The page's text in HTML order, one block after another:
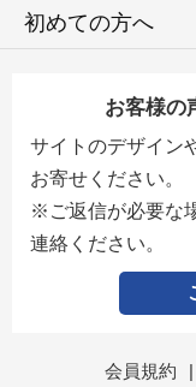
初めての方へ
お客様の
サイトのデザイン
お寄せください。
※ご返信が必要な
連絡ください。
会員規約 |